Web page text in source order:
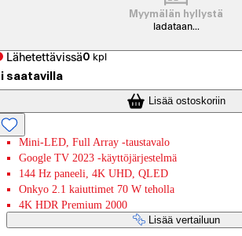
Myymälän hyllystä
ladataan...
Lähetettävissä0 kpl
saatavilla
Lisää ostoskoriin
Mini-LED, Full Array -taustavalo
Google TV 2023 -käyttöjärjestelmä
144 Hz paneeli, 4K UHD, QLED
Onkyo 2.1 kaiuttimet 70 W teholla
4K HDR Premium 2000
Lisää vertailuun